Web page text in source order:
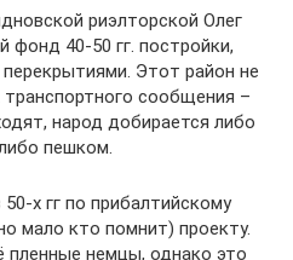
риэлторской Олег
фонд 40-50 гг. постройки,
Этот район не
сообщения –
народ добирается либо
пешком.
х гг по прибалтийскому
мало кто помнит) проекту.
немцы, однако это